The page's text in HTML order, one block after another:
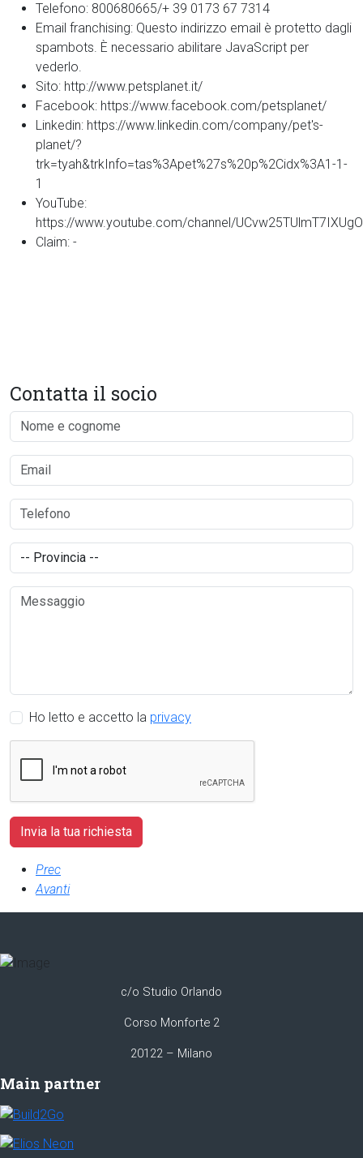
Telefono: 800680665/+ 39 0173 67 7314
Email franchising: Questo indirizzo email è protetto dagli
spambots. È necessario abilitare JavaScript per
vederlo.
Sito: http://www.petsplanet.it/
Facebook: https://www.facebook.com/petsplanet/
Linkedin: https://www.linkedin.com/company/pet's-
planet/?
trk=tyah&trkInfo=tas%3Apet%27s%20p%2Cidx%3A1-1-
1
YouTube:
https://www.youtube.com/channel/
Claim: -
Contatta il socio
Ho letto e accetto la privacy
Prec
Avanti
c/o Studio Orlando
Corso Monforte 2
20122 – Milano
Main partner